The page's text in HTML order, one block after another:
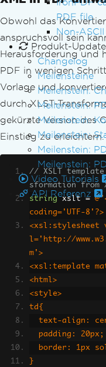
IronPDF
PDF file
Non-
Produkt-
Changelog
Meilensteine
Meilenstein:
Meilenstein:
Meilenstein:
Meilenstein:
Meilenstein:
Meilenstein:
Video Tutorials
API Referenz
Obwohl das
anspruchsvoll sein
Herausforderung und
PDF in wenigen
Vorlage und
durch XLST-
gekürzte Version des
Einstieg zu erleichtern.
// XSLT
sformation from
string xslt =
coding='UTF-8'?>
<xsl:stylesheet
l='http://
m'>
<xsl:template
<html>
<style>
td{
text-align:
  padding: 20px;
border: 1px
}